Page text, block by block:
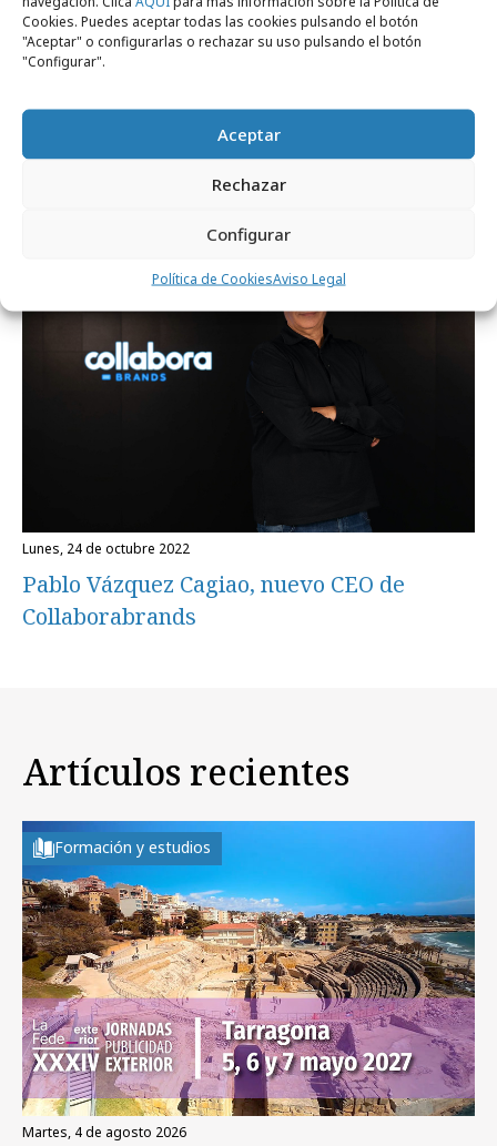
Cookies. Puedes aceptar todas las cookies pulsando el botón
"Aceptar" o configurarlas o rechazar su uso pulsando el botón
"Configurar".
Aceptar
Rechazar
Configurar
Política de CookiesAviso Legal
Collaborabrands ficha a María Fernández
lunes, 24 de octubre 2022
Pablo Vázquez Cagiao, nuevo CEO de
Collaborabrands
Artículos recientes
Formación y estudios
martes, 4 de agosto 2026